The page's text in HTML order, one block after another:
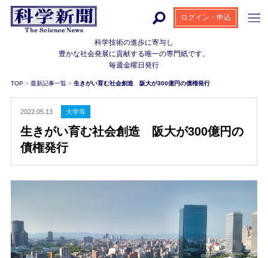
科学技術の進歩に寄与し
豊かな社会発展に貢献する唯一の専門紙です。
毎週金曜日発行
ログイン・申込
TOP > 最新記事一覧 > 生きがい育む社会創造 阪大が300億円の債権発行
2022.05.13 大学等
生きがい育む社会創造 阪大が300億円の
債権発行